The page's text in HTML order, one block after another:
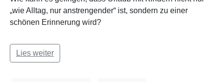
„wie Alltag, nur anstrengender“ ist, sondern zu einer
schönen Erinnerung wird?
Lies weiter